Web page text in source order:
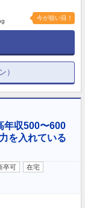
今が狙い目！
）
年収500〜600
を入れている
卒可
在宅